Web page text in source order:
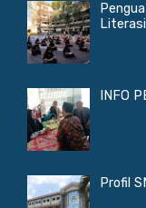
INFO
Profil